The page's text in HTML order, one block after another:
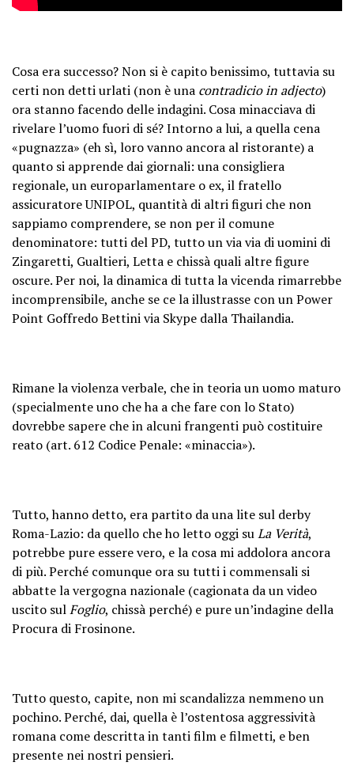
Cosa era successo? Non si è capito benissimo, tuttavia su
certi non detti urlati (non è una contradicio in adjecto)
ora stanno facendo delle indagini. Cosa minacciava di
rivelare l’uomo fuori di sé? Intorno a lui, a quella cena
«pugnazza» (eh sì, loro vanno ancora al ristorante) a
quanto si apprende dai giornali: una consigliera
regionale, un europarlamentare o ex, il fratello
assicuratore UNIPOL, quantità di altri figuri che non
sappiamo comprendere, se non per il comune
denominatore: tutti del PD, tutto un via via di uomini di
Zingaretti, Gualtieri, Letta e chissà quali altre figure
oscure. Per noi, la dinamica di tutta la vicenda rimarrebbe
incomprensibile, anche se ce la illustrasse con un Power
Point Goffredo Bettini via Skype dalla Thailandia.
Rimane la violenza verbale, che in teoria un uomo maturo
(specialmente uno che ha a che fare con lo Stato)
dovrebbe sapere che in alcuni frangenti può costituire
reato (art. 612 Codice Penale: «minaccia»).
Tutto, hanno detto, era partito da una lite sul derby
Roma-Lazio: da quello che ho letto oggi suLa Verità,
potrebbe pure essere vero, e la cosa mi addolora ancora
di più. Perché comunque ora su tutti i commensali si
abbatte la vergogna nazionale (cagionata da un video
uscito sulFoglio, chissà perché) e pure un’indagine della
Procura di Frosinone.
Tutto questo, capite, non mi scandalizza nemmeno un
pochino. Perché, dai, quella è l’ostentosa aggressività
romana come descritta in tanti film e filmetti, e ben
presente nei nostri pensieri.